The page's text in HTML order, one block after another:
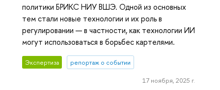
политики БРИКС НИУ ВШЭ. Одной из основных
тем стали новые технологии и их роль в
регулировании — в частности, как технологии ИИ
могут использоваться в борьбес картелями.
Экспертиза репортаж о событии
17 ноября, 2025 г.